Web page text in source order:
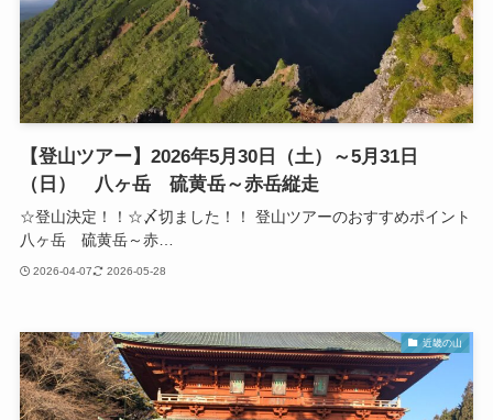
【登山ツアー】2026年5月30日（土）～5月31日
（日） 八ヶ岳 硫黄岳～赤岳縦走
☆登山決定！！☆〆切ました！！ 登山ツアーのおすすめポイント
八ヶ岳 硫黄岳～赤…
2026-04-07 2026-05-28
近畿の山